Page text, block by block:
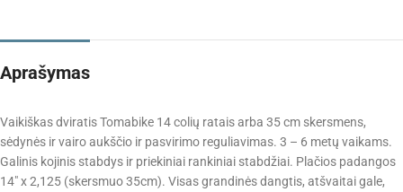
Aprašymas
Vaikiškas dviratis Tomabike 14 colių ratais arba 35 cm skersmens,
sėdynės ir vairo aukščio ir pasvirimo reguliavimas. 3 – 6 metų vaikams.
Galinis kojinis stabdys ir priekiniai rankiniai stabdžiai. Plačios padangos
14″ x 2,125 (skersmuo 35cm). Visas grandinės dangtis, atšvaitai gale,